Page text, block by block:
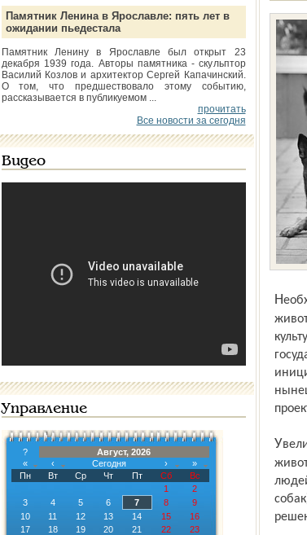
Памятник Ленина в Ярославле: пять лет в
ожидании пьедестала
Памятник Ленину в Ярославле был открыт 23
декабря 1939 года. Авторы памятника - скульптор
Василий Козлов и архитектор Сергей Капачинский.
О том, что предшествовало этому событию,
рассказывается в публикуемом ...
прочитать
Все новости за сегодня
Видео
Управление
?
Август, 2026
«
‹ Сегодня ›
»
Пн
Вт Ср Чт Пт Сб
Вс
1
2
3
4 5 6 7 8
9
10
11 12 13 14 15
16
17
18 19 20 21 22
23
Необходимость нормативно-правового регулирования в сфере обращения с
Увеличение количества зарегистрированных случаев бешенства среди безнадзорных